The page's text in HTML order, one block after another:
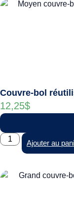
Couvre-bol
12,25$
Ajouter au